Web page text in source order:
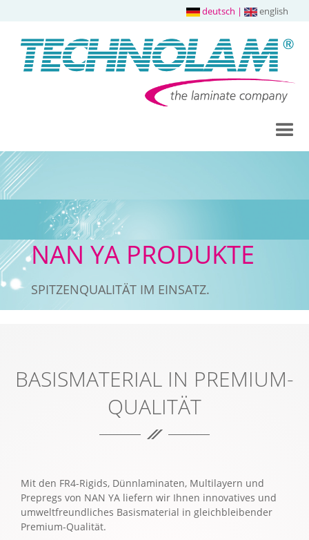
deutsch | english
NAN YA PRODUKTE
SPITZENQUALITÄT IM EINSATZ.
BASISMATERIAL IN PREMIUM-
QUALITÄT
Mit den FR4-Rigids, Dünnlaminaten, Multilayern und
Prepregs von NAN YA liefern wir Ihnen innovatives und
umweltfreundliches Basismaterial in gleichbleibender
Premium-Qualität.